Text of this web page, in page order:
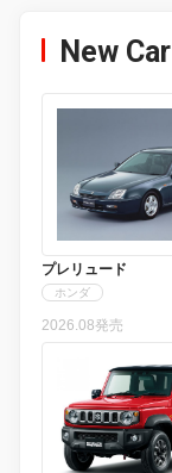
New Car
プレリュード
ホンダ
2026.08発売